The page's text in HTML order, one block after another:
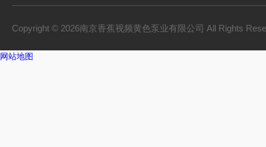
Copyright © 2026南京香蕉视频黄色泵业有限公司 All Rights
网站地图